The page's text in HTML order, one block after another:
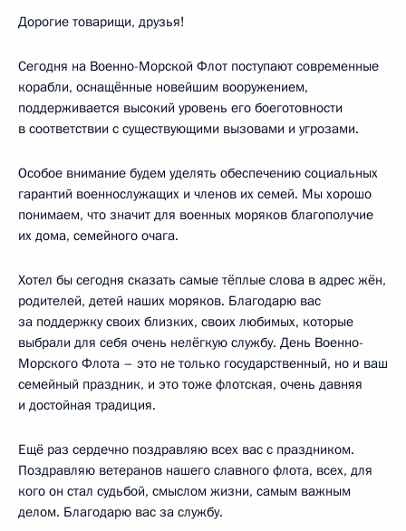
Дорогие товарищи, друзья!
Сегодня на Военно-Морской Флот поступают современные
корабли, оснащённые новейшим вооружением,
поддерживается высокий уровень его боеготовности
в соответствии с существующими вызовами и угрозами.
Особое внимание будем уделять обеспечению социальных
гарантий военнослужащих и членов их семей. Мы хорошо
понимаем, что значит для военных моряков благополучие
их дома, семейного очага.
Хотел бы сегодня сказать самые тёплые слова в адрес жён,
родителей, детей наших моряков. Благодарю вас
за поддержку своих близких, своих любимых, которые
выбрали для себя очень нелёгкую службу. День Военно-
Морского Флота – это не только государственный, но и ваш
семейный праздник, и это тоже флотская, очень давняя
и достойная традиция.
Ещё раз сердечно поздравляю всех вас с праздником.
Поздравляю ветеранов нашего славного флота, всех, для
кого он стал судьбой, смыслом жизни, самым важным
делом. Благодарю вас за службу.